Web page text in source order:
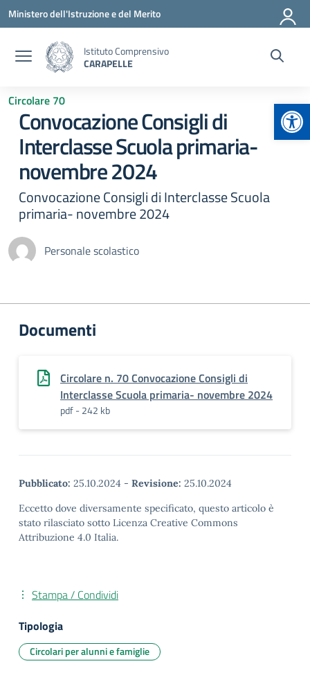
Vai ai contenuti
Vai al menu di navigazione
Vai al footer
Ministero dell'Istruzione e del Merito
Istituto Comprensivo
CARAPELLE
Circolare 70
Convocazione Consigli di
Interclasse Scuola primaria-
novembre 2024
Convocazione Consigli di Interclasse Scuola
primaria- novembre 2024
Personale scolastico
Documenti
Circolare n. 70 Convocazione Consigli di
Interclasse Scuola primaria- novembre 2024
pdf - 242 kb
Pubblicato: 25.10.2024 - Revisione: 25.10.2024
Eccetto dove diversamente specificato, questo articolo è
stato rilasciato sotto Licenza Creative Commons
Attribuzione 4.0 Italia.
Stampa / Condividi
Tipologia
Circolari per alunni e famiglie